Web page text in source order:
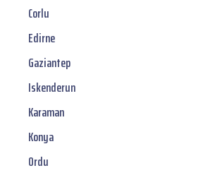
Corlu
Edirne
Gaziantep
Iskenderun
Karaman
Konya
Ordu